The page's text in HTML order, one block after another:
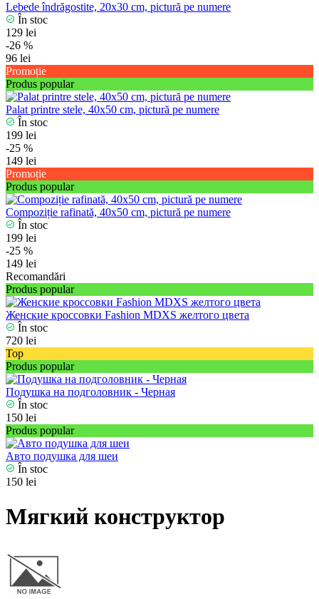
Lebede îndrăgostite, 20x30 cm, pictură pe numere
În stoc
129 lei
-26 %
96 lei
Promoție
Produs popular
Palat printre stele, 40x50 cm, pictură pe numere
În stoc
199 lei
-25 %
149 lei
Promoție
Produs popular
Compoziție rafinată, 40x50 cm, pictură pe numere
În stoc
199 lei
-25 %
149 lei
Recomandări
Produs popular
Женские кроссовки Fashion MDXS желтого цвета
În stoc
720 lei
Top
Produs popular
Подушка на подголовник - Черная
În stoc
150 lei
Produs popular
Авто подушка для шеи
În stoc
150 lei
Мягкий конструктор